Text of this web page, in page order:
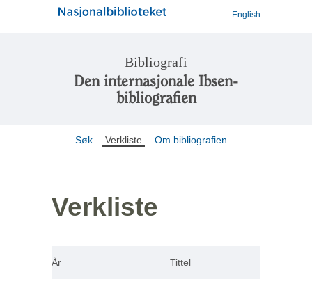
English
Bibliografi
Den internasjonale Ibsen-
bibliografien
Søk Verkliste Om bibliografien
Verkliste
År Tittel